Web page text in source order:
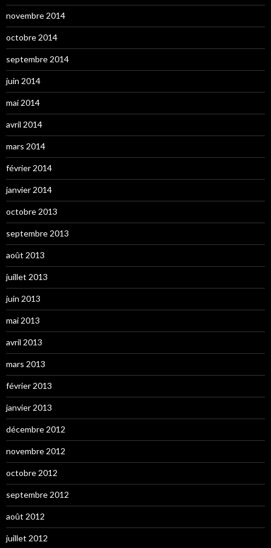
novembre 2014
octobre 2014
septembre 2014
juin 2014
mai 2014
avril 2014
mars 2014
février 2014
janvier 2014
octobre 2013
septembre 2013
août 2013
juillet 2013
juin 2013
mai 2013
avril 2013
mars 2013
février 2013
janvier 2013
décembre 2012
novembre 2012
octobre 2012
septembre 2012
août 2012
juillet 2012